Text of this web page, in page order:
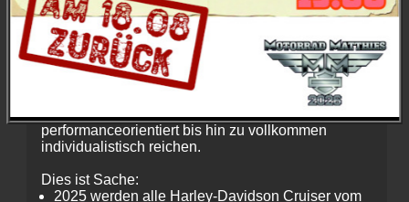
Harley noch eine Schippe drauf!
Beim größten Update der Baureihe seit der
Einführung des Milwaukee-Eight Motors blieben
der unverwechselbare Look jedes Harley-
Davidson Cruisers und die einzigartigen
Charaktere erhalten, die von oldschool und
nostalgisch über leistungsstark und
performanceorientiert bis hin zu vollkommen
individualistisch reichen.
Dies ist Sache:
2025 werden alle Harley-Davidson Cruiser vom